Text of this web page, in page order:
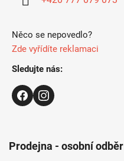
Něco se nepovedlo?
Zde vyřídíte reklamaci
Sledujte nás:
Prodejna - osobní odběr